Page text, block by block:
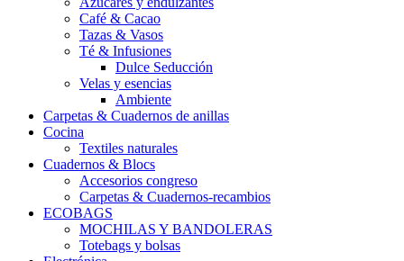
Café & Cacao
Tazas & Vasos
Té & Infusiones
Dulce Seducción
Velas y esencias
Ambiente
Carpetas & Cuadernos de anillas
Cocina
Textiles naturales
Cuadernos & Blocs
Accesorios congreso
Carpetas & Cuadernos-recambios
ECOBAGS
MOCHILAS Y BANDOLERAS
Totebags y bolsas